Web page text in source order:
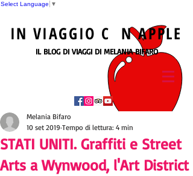
Select Language ▼
IN VIAGGIO C NAPPLE
IL BLOG DI VIAGGI DI MELANIA BIFARO
STATI UNITI. Graffiti e Street
Arts a Wynwood, l'Art District
Melania Bifaro
10 set 2019 Tempo di lettura: 4 min